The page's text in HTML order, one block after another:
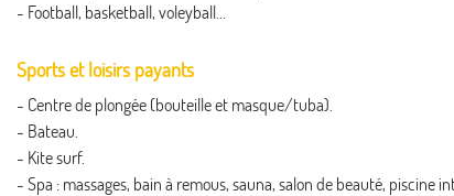
- Football, basketball, voleyball...
Sports et loisirs payants
- Centre de plongée (bouteille et masque/tuba).
- Bateau.
- Kite surf.
- Spa : massages, bain à remous, sauna, salon de beauté, piscine